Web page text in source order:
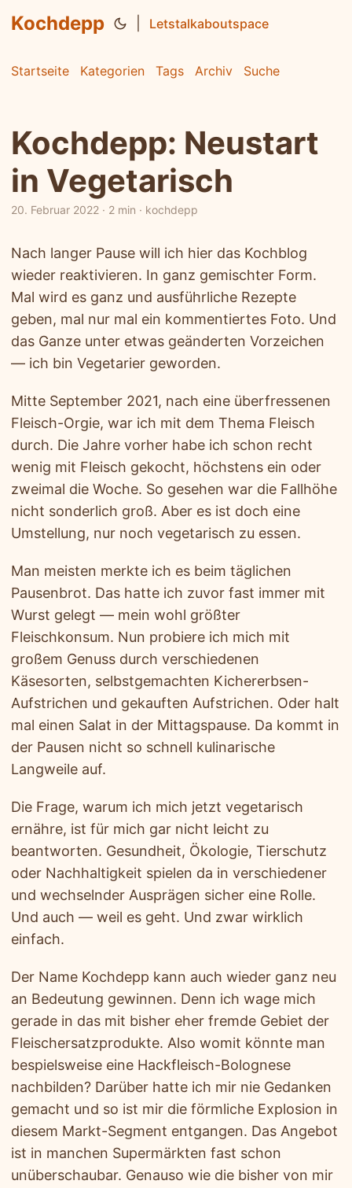
Kochdepp Letstalkaboutspace
Startseite Kategorien Tags Archiv Suche
Kochdepp: Neustart
in Vegetarisch
20. Februar 2022 · 2 min · kochdepp
Nach langer Pause will ich hier das Kochblog
wieder reaktivieren. In ganz gemischter Form.
Mal wird es ganz und ausführliche Rezepte
geben, mal nur mal ein kommentiertes Foto. Und
das Ganze unter etwas geänderten Vorzeichen
— ich bin Vegetarier geworden.
Mitte September 2021, nach eine überfressenen
Fleisch-Orgie, war ich mit dem Thema Fleisch
durch. Die Jahre vorher habe ich schon recht
wenig mit Fleisch gekocht, höchstens ein oder
zweimal die Woche. So gesehen war die Fallhöhe
nicht sonderlich groß. Aber es ist doch eine
Umstellung, nur noch vegetarisch zu essen.
Man meisten merkte ich es beim täglichen
Pausenbrot. Das hatte ich zuvor fast immer mit
Wurst gelegt — mein wohl größter
Fleischkonsum. Nun probiere ich mich mit
großem Genuss durch verschiedenen
Käsesorten, selbstgemachten Kichererbsen-
Aufstrichen und gekauften Aufstrichen. Oder halt
mal einen Salat in der Mittagspause. Da kommt in
der Pausen nicht so schnell kulinarische
Langweile auf.
Die Frage, warum ich mich jetzt vegetarisch
ernähre, ist für mich gar nicht leicht zu
beantworten. Gesundheit, Ökologie, Tierschutz
oder Nachhaltigkeit spielen da in verschiedener
und wechselnder Ausprägen sicher eine Rolle.
Und auch — weil es geht. Und zwar wirklich
einfach.
Der Name Kochdepp kann auch wieder ganz neu
an Bedeutung gewinnen. Denn ich wage mich
gerade in das mit bisher eher fremde Gebiet der
Fleischersatzprodukte. Also womit könnte man
bespielsweise eine Hackfleisch-Bolognese
nachbilden? Darüber hatte ich mir nie Gedanken
gemacht und so ist mir die förmliche Explosion in
diesem Markt-Segment entgangen. Das Angebot
ist in manchen Supermärkten fast schon
unüberschaubar. Genauso wie die bisher von mir